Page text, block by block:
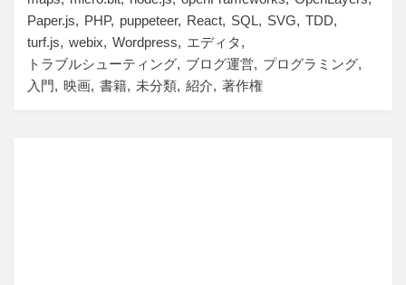
Paper.js
PHP puppeteer React SQL SVG
TDD
turf.js
webix Wordpress
エディタ
トラブルシューティング
ブログ運営
プログラミング
入門
映画 書籍 未分類 紹介 著作権